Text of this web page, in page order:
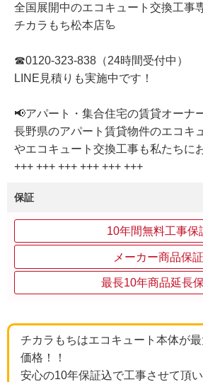
全国展開中のエコキュート交換工事
チカラもち松本店🦾
☎0120-323-838（24時間受付中）
LINE見積りも実施中です！
📢アパート・集合住宅の賃貸オーナ
長野県のアパート賃貸物件のエコキ
やエコキュート交換工事も私たちに
+++ +++ +++ +++ +++ +++
保証
10年間無料工事保
メーカー商品保証
最長10年商品延長
チカラもちはエコキュート本体が
価格！！
安心の10年保証込で工事させて頂い